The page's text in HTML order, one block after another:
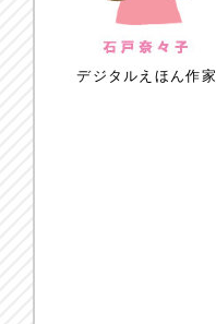
デジタルえほん作家